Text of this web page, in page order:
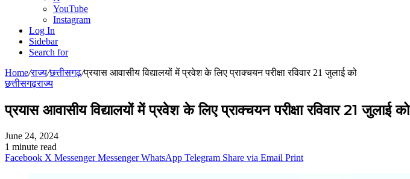
YouTube
Instagram
Log In
Sidebar
Search for
Home/राज्य/छत्तीसगढ़/प्रयास आवासीय विद्यालयों में प्रवेश के लिए प्राक्चयन परीक्षा रविवार 21 जुलाई को
छत्तीसगढ़राज्य
प्रयास आवासीय विद्यालयों में प्रवेश के लिए प्राक्चयन परीक्षा रविवार 21 जुलाई को
June 24, 2024
1 minute read
Facebook X Messenger Messenger WhatsApp Telegram Share via Email Print